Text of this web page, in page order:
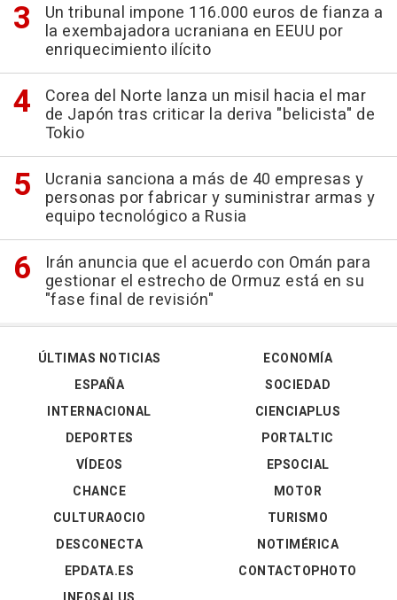
Un tribunal impone 116.000 euros de fianza a
la exembajadora ucraniana en EEUU por
enriquecimiento ilícito
Corea del Norte lanza un misil hacia el mar
de Japón tras criticar la deriva "belicista" de
Tokio
Ucrania sanciona a más de 40 empresas y
personas por fabricar y suministrar armas y
equipo tecnológico a Rusia
Irán anuncia que el acuerdo con Omán para
gestionar el estrecho de Ormuz está en su
"fase final de revisión"
ÚLTIMAS NOTICIAS
ESPAÑA
INTERNACIONAL
DEPORTES
VÍDEOS
ECONOMÍA
SOCIEDAD
CIENCIAPLUS
PORTALTIC
EPSOCIAL
CHANCE
CULTURAOCIO
DESCONECTA
EPDATA.ES
MOTOR
TURISMO
NOTIMÉRICA
CONTACTOPHOTO